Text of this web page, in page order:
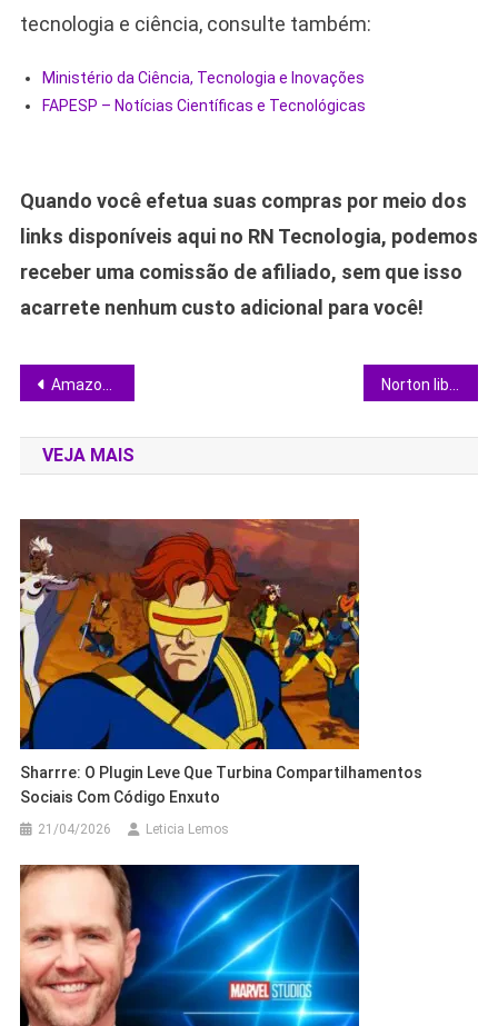
tecnologia e ciência, consulte também:
Ministério da Ciência, Tecnologia e Inovações
FAPESP – Notícias Científicas e Tecnológicas
Quando você efetua suas compras por meio dos
links disponíveis aqui no RN Tecnologia, podemos
receber uma comissão de afiliado, sem que isso
acarrete nenhum custo adicional para você!
Navegação
de
Post
Amazon dobra frota elétrica no Brasil e mira 180 cidades com entregas de emissão zero
VEJA MAIS
Sharrre: O Plugin Leve Que Turbina Compartilhamentos
Sociais Com Código Enxuto
21/04/2026 Leticia Lemos